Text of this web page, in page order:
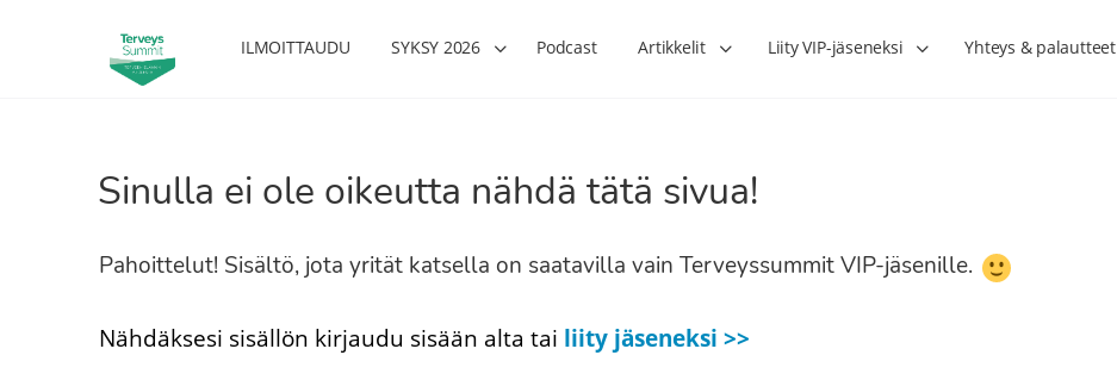
ILMOITTAUDU SYKSY 2026 Podcast Artikkelit Liity VIP-jäseneksi Yhteys & palautteet
Sinulla ei ole oikeutta nähdä tätä sivua!
Pahoittelut! Sisältö, jota yrität katsella on saatavilla vain Terveyssummit VIP-jäsenille.
Nähdäksesi sisällön kirjaudu sisään alta tai liity jäseneksi >>